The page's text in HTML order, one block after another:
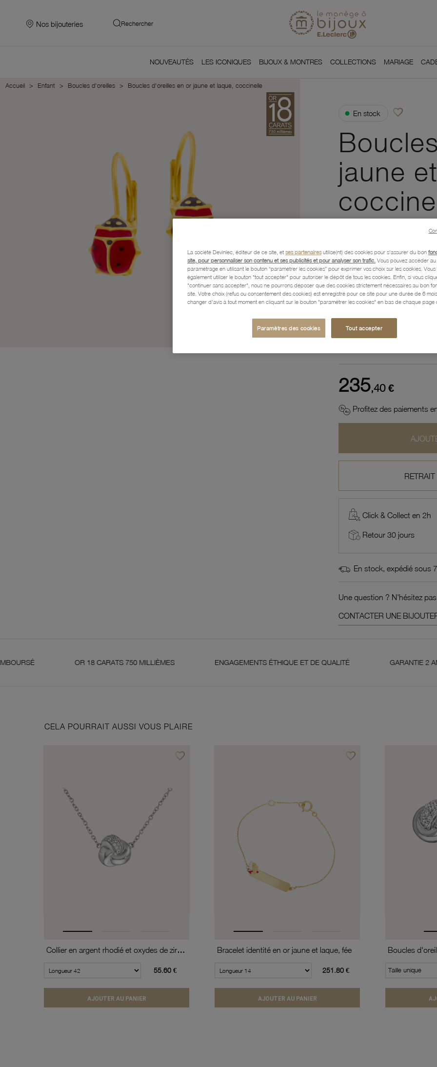
Nos bijouteries Rechercher
NOUVEAUTÉS LES ICONIQUES BIJOUX & MONTRES COLLECTIONS MARIAGE
Accueil Enfant Boucles d'oreilles Boucles d'oreilles en or jaune et laque, coccinelle
● En stock favorite_borderAjouter à vos
jaune
Description
Caractéristiques détaillées
235,40 €
Profitez des paiements
Click & Collect en 2h
Retour 30 jours
En stock, expédié sous
Une question ? N'hésitez
CONTACTER UNE
OR 18 CARATS 750 MILLIÈMES ENGAGEMENTS ÉTHIQUE ET DE QUALITÉ GARANTIE 2 ANS
CELA POURRAIT AUSSI VOUS PLAIRE
favorite_borderAjouter à vos favoris
Collier en argent rhodié et oxydes de zirconium
55.60 €
AJOUTER AU PANIER
favorite_borderAjouter à vos favoris
Bracelet identité en or jaune et laque, fée
251.80 €
AJOUTER AU PANIER
Taille unique
La société Devinlec, éditeur de ce site, et ses partenairesutilise(nt) des cookies pour s'assurer du bon
site, pour personnaliser son contenu et ses publicités et pour analyser son trafic. Vous pouvez accéder
paramétrage en utilisant le bouton “paramétrer les cookies” pour exprimer vos choix sur les cookies. Vous
également utiliser le bouton "tout accepter" pour autoriser le dépôt de tous les cookies. Enfin, si vous
"continuer sans accepter", nous ne pourrons déposer que des cookies strictement nécessaires au bon
site. Votre choix (refus ou consentement des cookies) est enregistré pour ce site pour une durée de 6
changer d'avis à tout moment en cliquant sur le bouton "paramétrer les cookies" en bas de chaque page
Paramètres des cookies Tout accepter